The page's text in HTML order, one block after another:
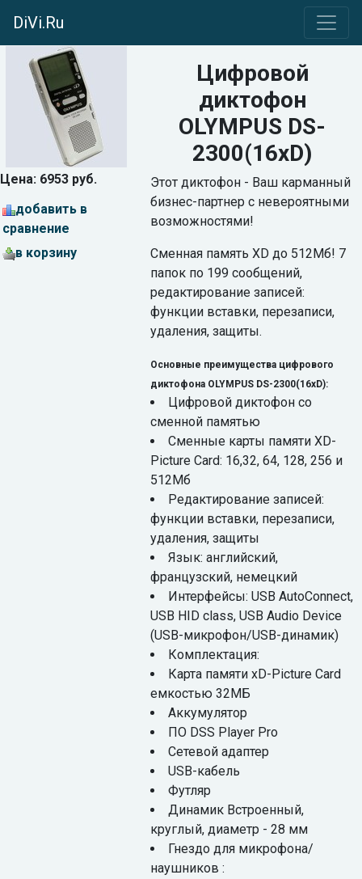
DiVi.Ru
Цена: 6953 руб.
добавить в
сравнение
в корзину
Цифровой
диктофон
OLYMPUS DS-
2300(16xD)
Этот диктофон - Ваш карманный
бизнес-партнер с невероятными
возможностями!
Сменная память XD до 512Мб! 7
папок по 199 сообщений,
редактирование записей:
функции вставки, перезаписи,
удаления, защиты.
Основные преимущества цифрового
диктофона OLYMPUS DS-2300(16xD):
Цифровой диктофон cо
сменной памятью
Cменные карты памяти XD-
Picture Card: 16,32, 64, 128, 256 и
512Мб
Редактирование записей:
функции вставки, перезаписи,
удаления, защиты
Язык: английский,
французский, немецкий
Интерфейсы: USB AutoConnect,
USB HID class, USB Audio Device
(USB-микрофон/USB-динамик)
Комплектация:
Карта памяти xD-Picture Card
емкостью 32МБ
Аккумулятор
ПО DSS Player Pro
Сетевой адаптер
USB-кабель
Футляр
Динамик Встроенный,
круглый, диаметр - 28 мм
Гнездо для микрофона/
наушников :